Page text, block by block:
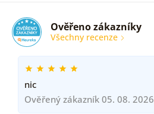
Ověřeno zákazníky
Všechny recenze
nic
Ověřený zákazník 05. 08. 2026